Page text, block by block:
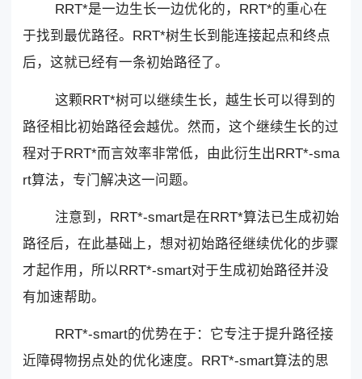
RRT*是一边生长一边优化的，RRT*的重心在
于找到最优路径。RRT*树生长到能连接起点和终点
后，这就已经有一条初始路径了。
这颗RRT*树可以继续生长，越生长可以得到的
路径相比初始路径会越优。然而，这个继续生长的过
程对于RRT*而言效率非常低，由此衍生出RRT*-sma
rt算法，专门解决这一问题。
注意到，RRT*-smart是在RRT*算法已生成初始
路径后，在此基础上，想对初始路径继续优化的步骤
才起作用，所以RRT*-smart对于生成初始路径并没
有加速帮助。
RRT*-smart的优势在于：它专注于提升路径接
近障碍物拐点处的优化速度。RRT*-smart算法的思